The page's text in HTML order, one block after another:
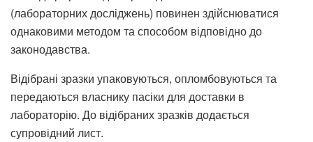
(лабораторних досліджень) повинен здійснюватися
однаковими методом та способом відповідно до
законодавства.
Відібрані зразки упаковуються, опломбовуються та
передаються власнику пасіки для доставки в
лабораторію. До відібраних зразків додається
супровідний лист.